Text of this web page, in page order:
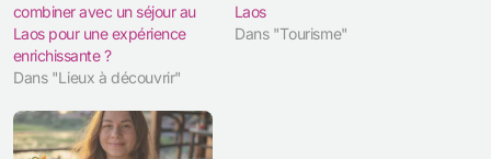
combiner avec un séjour au
Laos pour une expérience
enrichissante ?
Dans "Lieux à découvrir"
Laos
Dans "Tourisme"